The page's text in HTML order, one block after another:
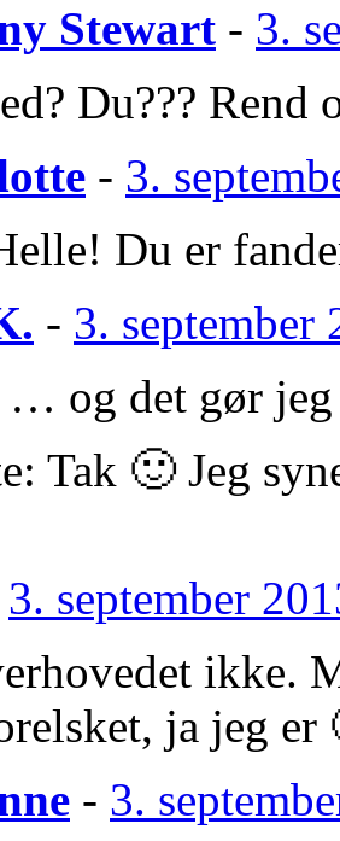
Stewart - 3.
Du???
- 3.
Du er
- 3.
… og det gør jeg
Tak 🙂 Jeg
3. september
ikke.
ja jeg er
- 3.